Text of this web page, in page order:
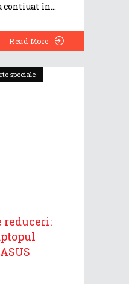
contiuat în
Read More
speciale
reduceri: